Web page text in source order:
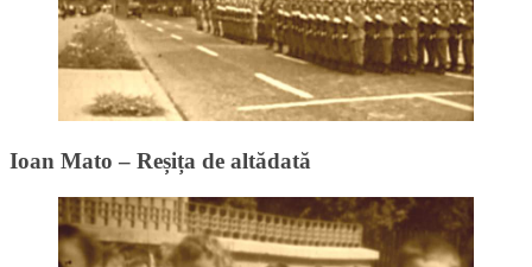
Ioan Mato – Reșița de altădată